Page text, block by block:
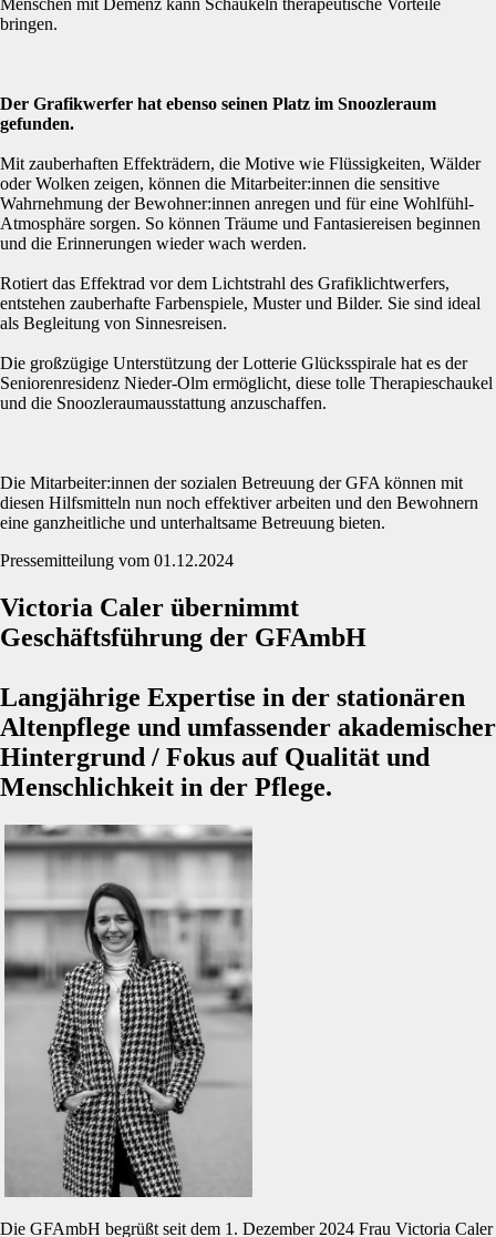
bringen.
Der Grafikwerfer hat ebenso seinen Platz im Snoozleraum
gefunden.
Mit zauberhaften Effekträdern, die Motive wie Flüssigkeiten, Wälder
oder Wolken zeigen, können die Mitarbeiter:innen die sensitive
Wahrnehmung der Bewohner:innen anregen und für eine Wohlfühl-
Atmosphäre sorgen. So können Träume und Fantasiereisen beginnen
und die Erinnerungen wieder wach werden.
Rotiert das Effektrad vor dem Lichtstrahl des Grafiklichtwerfers,
entstehen zauberhafte Farbenspiele, Muster und Bilder. Sie sind ideal
als Begleitung von Sinnesreisen.
Die großzügige Unterstützung der Lotterie Glücksspirale hat es der
Seniorenresidenz Nieder-Olm ermöglicht, diese tolle Therapieschaukel
und die Snoozleraumausstattung anzuschaffen.
Die Mitarbeiter:innen der sozialen Betreuung der GFA können mit
diesen Hilfsmitteln nun noch effektiver arbeiten und den Bewohnern
eine ganzheitliche und unterhaltsame Betreuung bieten.
Pressemitteilung vom 01.12.2024
Victoria Caler übernimmt
Geschäftsführung der GFAmbH
Langjährige Expertise in der stationären
Altenpflege und umfassender akademischer
Hintergrund / Fokus auf Qualität und
Menschlichkeit in der Pflege.
Die GFAmbH begrüßt seit dem 1. Dezember 2024 Frau Victoria Caler